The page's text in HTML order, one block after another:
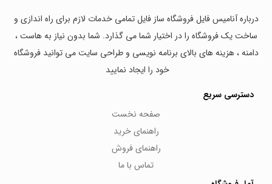
درباره آنامیس فایل فروشگاه ساز فایل تمامی خدمات لازم برای راه اندازی و
ساخت یک فروشگاه را در اختیار شما می گذارد. شما بدون نیاز به هاست ،
دامنه ، هزینه های بالای برنامه نویسی و طراحی سایت می توانید فروشگاه
خود را ایجاد نمایید
دسترسی سریع
صفحه نخست
راهنمای خرید
راهنمای فروش
تماس با ما